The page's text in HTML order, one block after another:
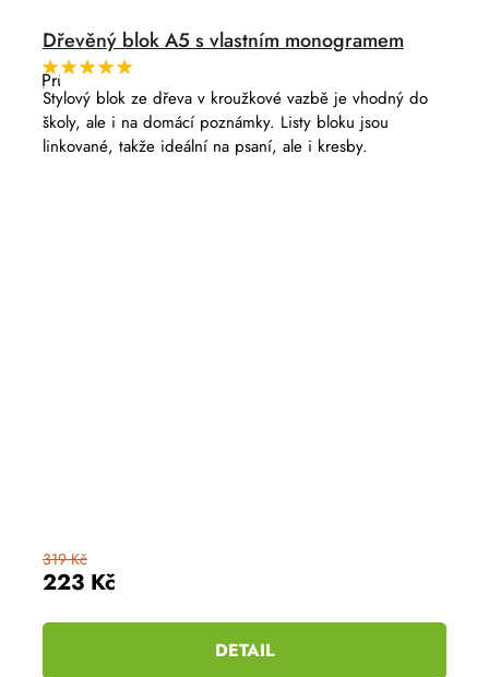
Dřevěný blok A5 s vlastním monogramem
Průměrné
hodnocení
produktu
je
5,0
z
223 Kč
319 Kč
DETAIL
Stylový blok ze dřeva v kroužkové vazbě je vhodný do
školy, ale i na domácí poznámky. Listy bloku jsou
linkované, takže ideální na psaní, ale i kresby.